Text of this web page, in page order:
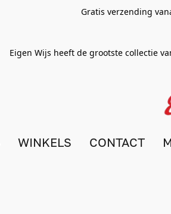
Gratis verzending
Eigen Wijs heeft de grootste collectie
WINKELS CONTACT